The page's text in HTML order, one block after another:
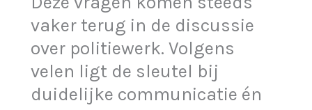
vaker terug in de discussie
over politiewerk. Volgens
velen ligt de sleutel bij
duidelijke communicatie én